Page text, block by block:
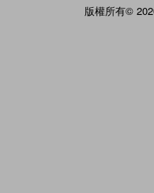
版權所有©